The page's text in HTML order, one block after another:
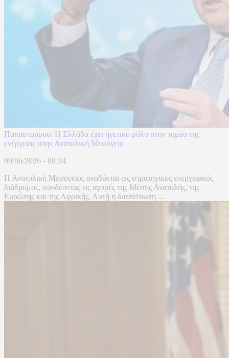
Παπασταύρου: Η Ελλάδα έχει ηγετικό ρόλο στον τομέα της
ενέργειας στην Ανατολική Μεσόγειο
09/06/2026 - 09:34
Η Ανατολική Μεσόγειος αναδύεται ως στρατηγικός ενεργειακός
διάδρομος, συνδέοντας τις αγορές της Μέσης Ανατολής, της
Ευρώπης και της Αφρικής. Αυτή η διαπίστωση ...